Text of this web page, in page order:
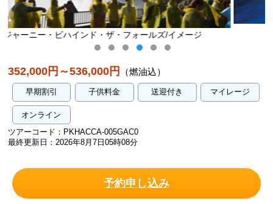
メージ ナイアガラの滝/イメージ
352,000円～536,000円 （燃油込）
早期割引 子供料金 送迎付き マイレージ
オンライン
ツアーコード：PKHACCA-005GAC0
最終更新日：2026年8月7日05時08分
予約申し込み